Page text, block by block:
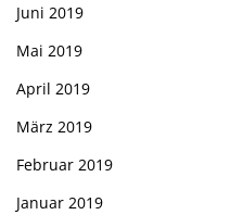
Juni 2019
Mai 2019
April 2019
März 2019
Februar 2019
Januar 2019